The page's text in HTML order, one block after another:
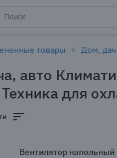
товары Дом,
авто
для
-
Вентилятор